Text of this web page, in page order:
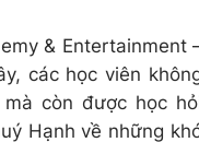
& Entertainment
các học viên
còn được học
Hạnh về những